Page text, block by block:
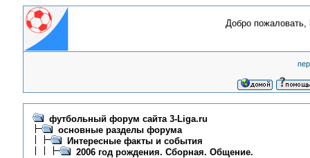
Добро пожаловать,
футбольный форум сайта 3-Liga.ru
основные разделы форума
Интересные факты и события
2006 год рождения. Сборная. Общение.